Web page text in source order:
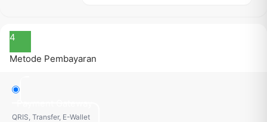
4
Metode Pembayaran
QRIS, Transfer, E-Wallet